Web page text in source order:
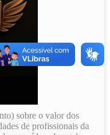
sobre o valor dos
de profissionais da